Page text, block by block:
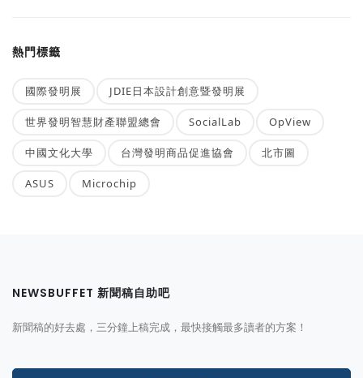
熱門標籤
國際發明展 JDIE日本設計創意暨發明展
世界發明智慧財產聯盟總會 SocialLab OpView
中國文化大學 台灣發明商品促進協會 北市圖
ASUS Microchip
NEWSBUFFET 新聞稿自助吧
新聞稿的好去處，三分鐘上稿完成，最快接觸最多讀者的方案！